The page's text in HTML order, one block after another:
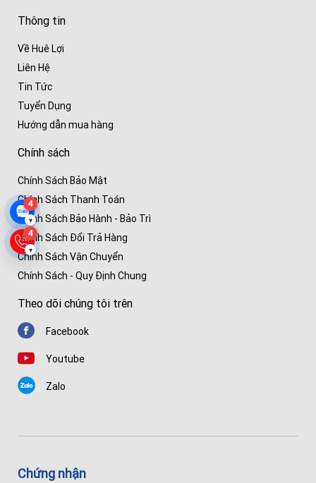
4
▾
4
▾
Thông tin
Về Huê Lợi
Liên Hệ
Tin Tức
Tuyển Dụng
Hướng dẫn mua hàng
Chính sách
Chính Sách Bảo Mật
Chính Sách Thanh Toán
Chính Sách Bảo Hành - Bảo Trì
Chính Sách Đổi Trả Hàng
Chính Sách Vận Chuyển
Chính Sách - Quy Định Chung
Theo dõi chúng tôi trên
Facebook
Youtube
Zalo
Chứng nhận